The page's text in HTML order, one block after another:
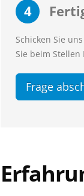
4
Schicken Sie
Sie beim
Frage